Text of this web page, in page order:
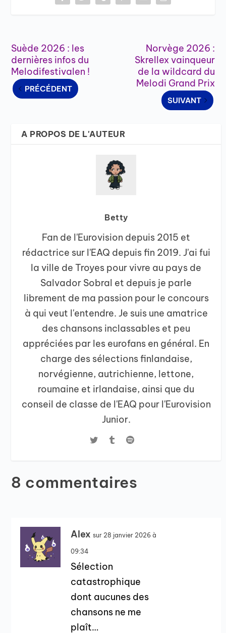
Suède 2026 : les
dernières infos du
Melodifestivalen !
PRÉCÉDENT
Norvège 2026 :
Skrellex vainqueur
de la wildcard du
Melodi Grand Prix
SUIVANT
A PROPOS DE L'AUTEUR
Betty
Fan de l'Eurovision depuis 2015 et
rédactrice sur l'EAQ depuis fin 2019. J'ai fui
la ville de Troyes pour vivre au pays de
Salvador Sobral et depuis je parle
librement de ma passion pour le concours
à qui veut l'entendre. Je suis une amatrice
des chansons inclassables et peu
appréciées par les eurofans en général. En
charge des sélections finlandaise,
norvégienne, autrichienne, lettone,
roumaine et irlandaise, ainsi que du
conseil de classe de l'EAQ pour l'Eurovision
Junior.
8 commentaires
Alex sur 28 janvier 2026 à
09:34
Sélection
catastrophique
dont aucunes des
chansons ne me
plaît…